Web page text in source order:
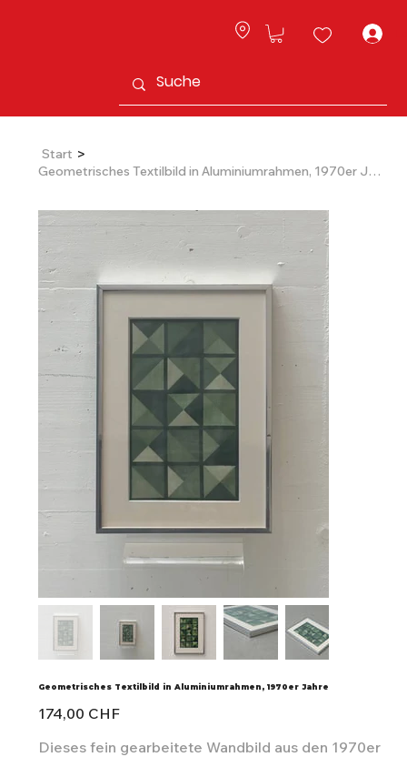
Start >
Geometrisches Textilbild in Aluminiumrahmen, 1970er Jahre
Geometrisches Textilbild in Aluminiumrahmen, 1970er Jahre
Preis
174,00 CHF
Dieses fein gearbeitete Wandbild aus den 1970er